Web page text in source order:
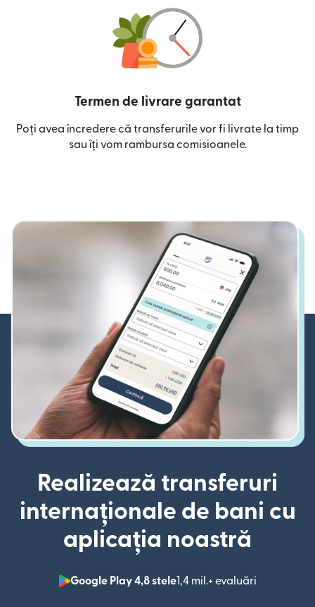
Termen de livrare garantat
Poți avea încredere că transferurile vor fi livrate la timp
sau îți vom rambursa comisioanele.
Realizează transferuri
internaționale de bani cu
aplicația noastră
Google Play 4,8 stele1,4 mil.+ evaluări
(se